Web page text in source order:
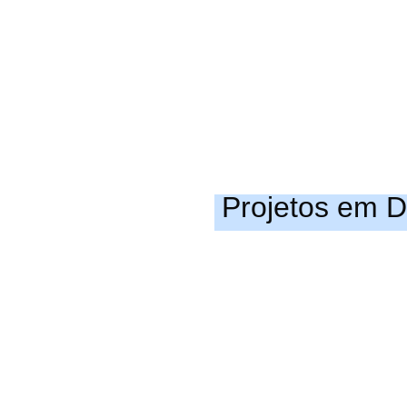
Projetos em